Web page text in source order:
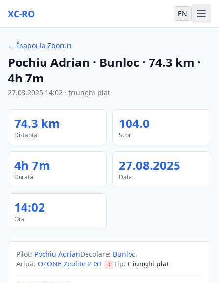
XC-RO EN
← Înapoi la Zboruri
Pochiu Adrian · Bunloc · 74.3 km ·
4h 7m
27.08.2025 14:02 · triunghi plat
74.3 km
Distanță
104.0
Scor
4h 7m
Durată
27.08.2025
Data
14:02
Ora
Pilot: Pochiu AdrianDecolare: Bunloc
Aripă: OZONE Zeolite 2 GT D Tip: triunghi plat